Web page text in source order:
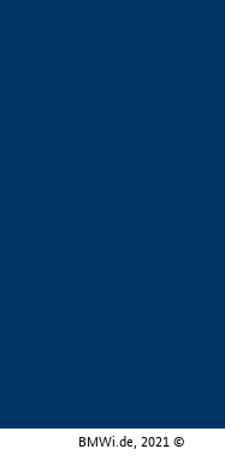
BMWi.de, 2021 ©